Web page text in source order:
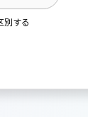
別する